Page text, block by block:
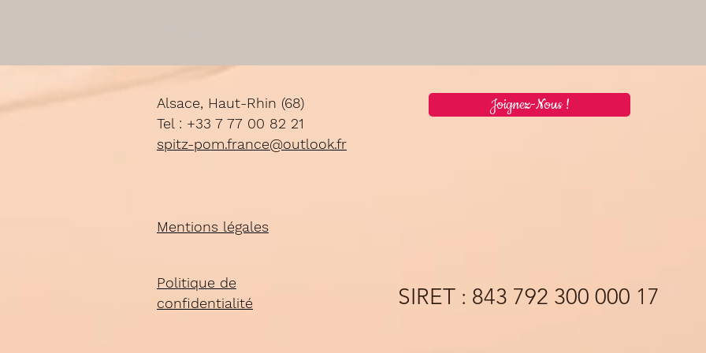
Alsace, Haut-Rhin (68)
Tel : +33 7 77 00 82 21
spitz-pom.france@outlook.fr
Joignez-Nous !
Mentions légales
Politique de
confidentialité
SIRET : 843 792 300 000 17